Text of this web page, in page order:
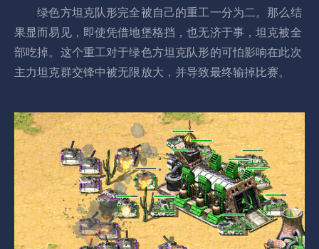
绿色方坦克队形完全被自己的重工一分为二。那么结
果显而易见，即使凭借地堡格挡，也无济于事，坦克被全
部吃掉。这个重工对于绿色方坦克队形的可怕影响在此次
主力坦克群交锋中被无限放大，并导致最终输掉比赛。